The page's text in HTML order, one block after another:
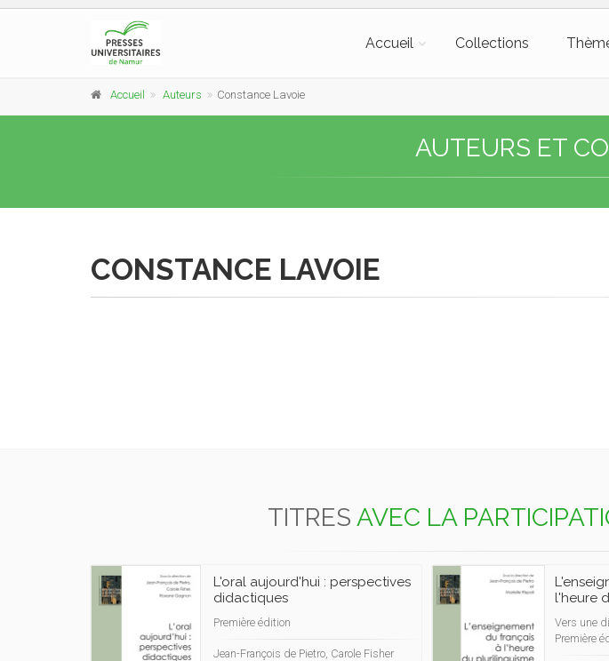
Accueil Collections
Accueil Auteurs Constance Lavoie
AUTEURS ET
CONSTANCE LAVOIE
TITRES AVEC LA
L'oral aujourd'hui : perspectives
didactiques
Première édition
Jean-François de Pietro, Carole Fisher
l'heure
Vers une
Première